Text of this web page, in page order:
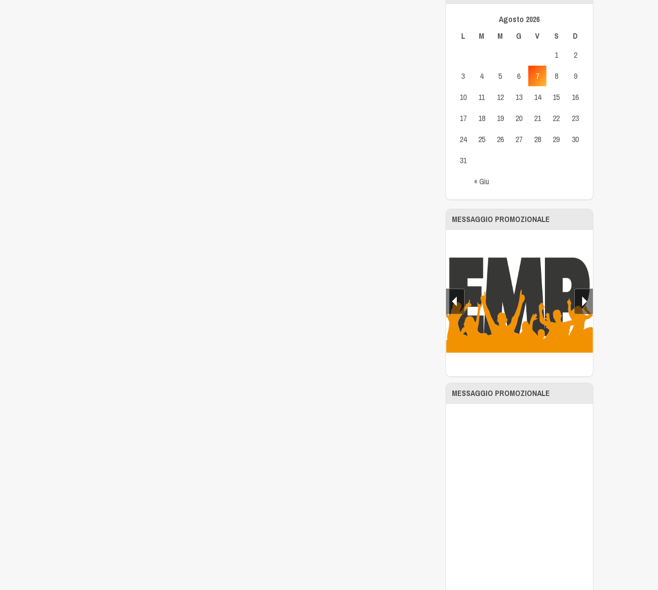
Agosto 2026
L
M M G V S D
« Giu
1
2
3
4 5 6 7 8
9
10
11 12 13 14 15
16
17
18 19 20 21 22
23
24
25 26 27 28 29
30
31
MESSAGGIO PROMOZIONALE
MESSAGGIO PROMOZIONALE